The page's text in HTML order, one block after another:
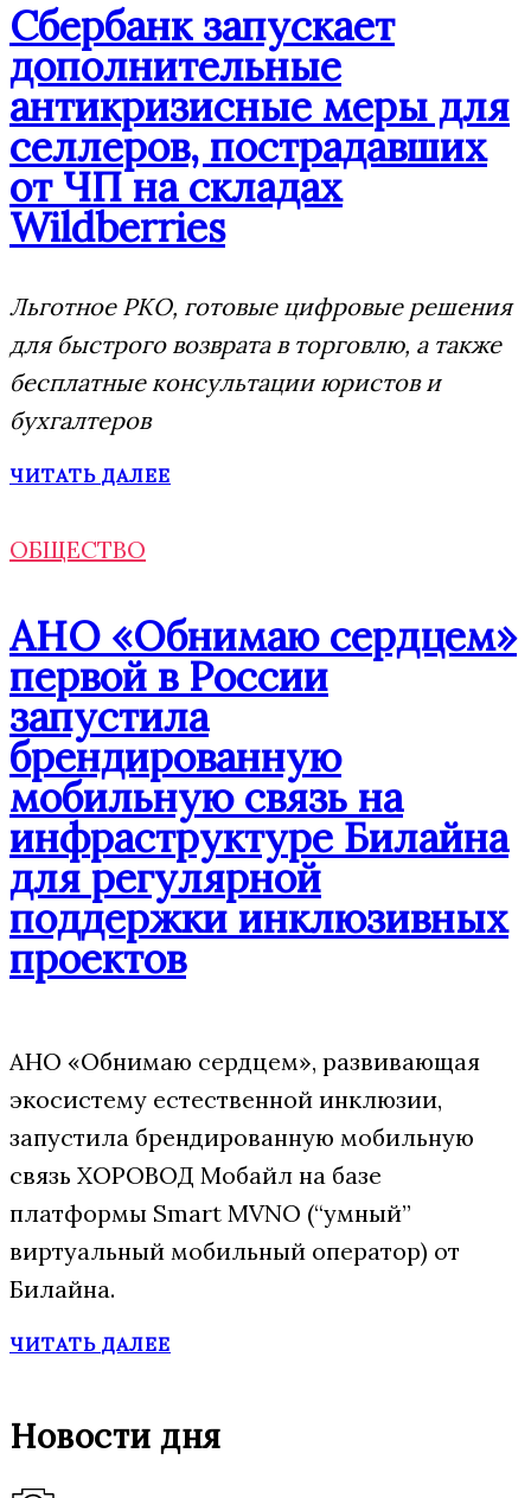
Сбербанк запускает
дополнительные
антикризисные меры для
селлеров, пострадавших
от ЧП на складах
Wildberries
Льготное РКО, готовые цифровые решения
для быстрого возврата в торговлю, а также
бесплатные консультации юристов и
бухгалтеров
ЧИТАТЬ ДАЛЕЕ
ОБЩЕСТВО
АНО «Обнимаю сердцем»
первой в России
запустила
брендированную
мобильную связь на
инфраструктуре Билайна
для регулярной
поддержки инклюзивных
проектов
АНО «Обнимаю сердцем», развивающая
экосистему естественной инклюзии,
запустила брендированную мобильную
связь ХОРОВОД Мобайл на базе
платформы Smart MVNO (“умный”
виртуальный мобильный оператор) от
Билайна.
ЧИТАТЬ ДАЛЕЕ
Новости дня